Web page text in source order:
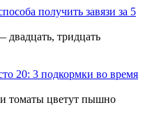
получить завязи за 5
тридцать
20: 3 подкормки во время
томаты цветут пышно